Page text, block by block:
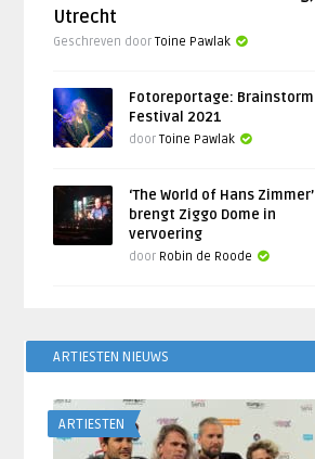
Utrecht
Geschreven doorToine Pawlak
Fotoreportage: Brainstorm
Festival 2021
doorToine Pawlak
‘The World of Hans Zimmer’
brengt Ziggo Dome in
vervoering
door Robin de Roode
ARTIESTEN NIEUWS
ARTIESTEN